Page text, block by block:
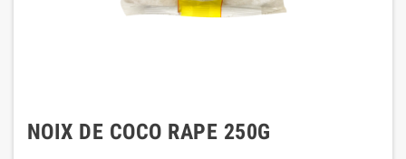
NOIX DE COCO RAPE 250G